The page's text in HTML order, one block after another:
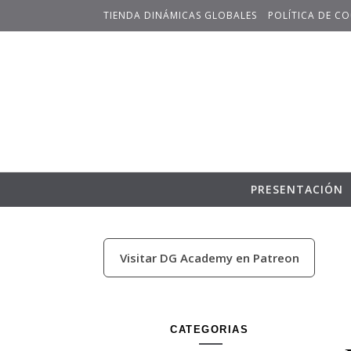
TIENDA DINÁMICAS GLOBALES POLÍTICA DE
PRESENTACIÓN
Visitar DG Academy en Patreon
CATEGORIAS